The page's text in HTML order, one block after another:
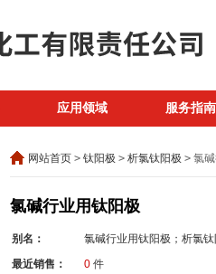
应用领域 服务指南
网站首页 > 钛阳极 > 析氯钛阳极 > 氯
氯碱行业用钛阳极
别名：
氯碱行业用钛阳极；析氯
最近销售：
0 件